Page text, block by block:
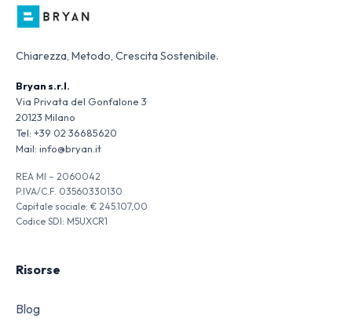
Chiarezza, Metodo, Crescita Sostenibile.
Bryan s.r.l.
Via Privata del Gonfalone 3
20123 Milano
Tel: +39 02 36685620
Mail: info@bryan.it
REA MI – 2060042
P.IVA/C.F. 03560330130
Capitale sociale: € 245.107,00
Codice SDI: M5UXCR1
Risorse
Blog